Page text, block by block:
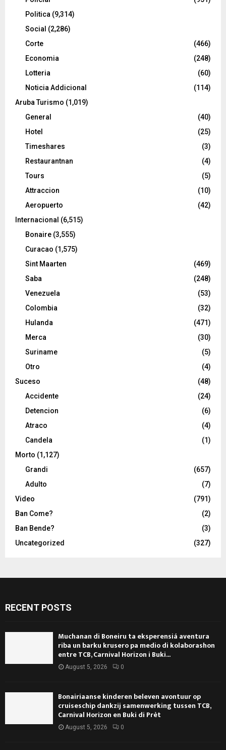
Politica (9,314)
Social (2,286)
Corte
(466)
Economia
(248)
Lotteria
(60)
Noticia Addicional
(114)
Aruba Turismo (1,019)
General
(40)
Hotel
(25)
Timeshares
(3)
Restaurantnan
(4)
Tours
(5)
Attraccion
(10)
Aeropuerto
(42)
Internacional (6,515)
Bonaire (3,555)
Curacao (1,575)
Sint Maarten
(469)
Saba
(248)
Venezuela
(53)
Colombia
(32)
Hulanda
(471)
Merca
(30)
Suriname
(5)
Otro
(4)
Suceso
(48)
Accidente
(24)
Detencion
(6)
Atraco
(4)
Candela
(1)
Morto (1,127)
Grandi
(657)
Adulto
(7)
Video
(791)
Ban Come?
(2)
Ban Bende?
(3)
Uncategorized
(327)
RECENT POSTS
Muchanan di Boneiru ta eksperensiá aventura
riba un barku krusero pa medio di kolaborashon
entre TCB, Carnival Horizon i Buki...
August 5, 2026 0
Bonairiaanse kinderen beleven avontuur op
cruiseschip dankzij samenwerking tussen TCB,
Carnival Horizon en Buki di Prèt
August 5, 2026 0